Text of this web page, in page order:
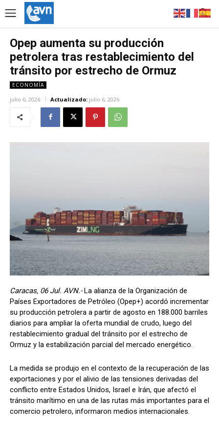
Opep aumenta su producción
petrolera tras restablecimiento del
tránsito por estrecho de Ormuz
ECONOMÍA
julio 6, 2026 Actualizado: julio 6, 2026
Caracas, 06 Jul. AVN.-La alianza de la Organización de
Países Exportadores de Petróleo (Opep+) acordó incrementar
su producción petrolera a partir de agosto en 188.000 barriles
diarios para ampliar la oferta mundial de crudo, luego del
restablecimiento gradual del tránsito por el estrecho de
Ormuz y la estabilización parcial del mercado energético.
La medida se produjo en el contexto de la recuperación de las
exportaciones y por el alivio de las tensiones derivadas del
conflicto entre Estados Unidos, Israel e Irán, que afectó el
tránsito marítimo en una de las rutas más importantes para el
comercio petrolero, informaron medios internacionales.